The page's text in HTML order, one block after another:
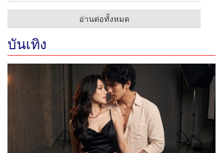
อ่านต่อทั้งหมด
บันเทิง